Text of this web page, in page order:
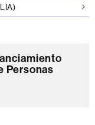
Personas